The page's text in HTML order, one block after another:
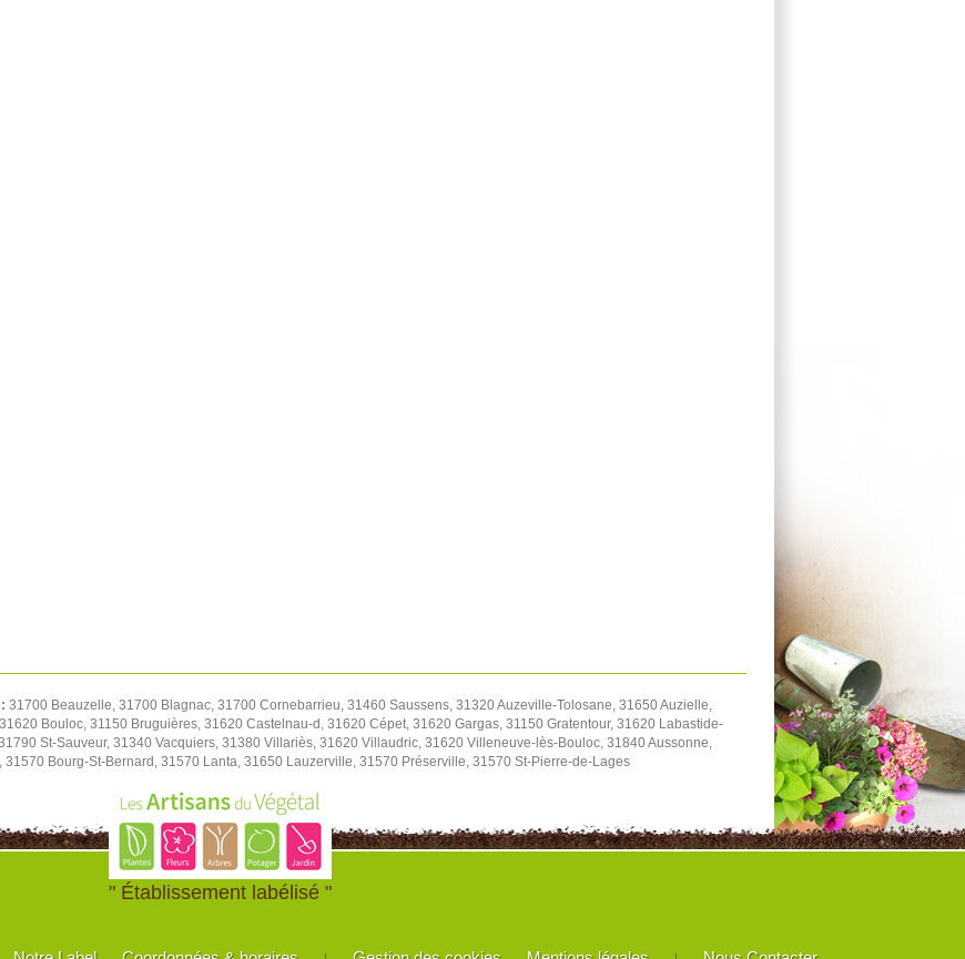
31700 Beauzelle, 31700 Blagnac, 31700 Cornebarrieu, 31460 Saussens, 31320 Auzeville-Tolosane, 31650 Auzielle,
Bouloc, 31150 Bruguières, 31620 Castelnau-d, 31620 Cépet, 31620 Gargas, 31150 Gratentour, 31620 Labastide-
St-Sauveur, 31340 Vacquiers, 31380 Villariès, 31620 Villaudric, 31620 Villeneuve-lès-Bouloc, 31840 Aussonne,
Bourg-St-Bernard, 31570 Lanta, 31650 Lauzerville, 31570 Préserville, 31570 St-Pierre-de-Lages
" Établissement labélisé "